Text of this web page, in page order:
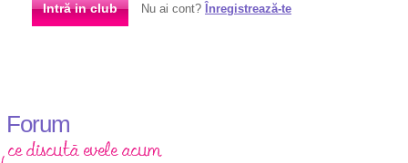
Intră in club Nu ai cont? Înregistrează-te
Forum